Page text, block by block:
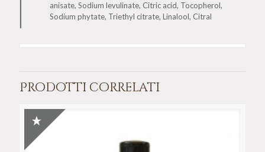
anisate, Sodium levulinate, Citric acid, Tocopherol,
Sodium phytate, Triethyl citrate, Linalool, Citral
Prodotti correlati